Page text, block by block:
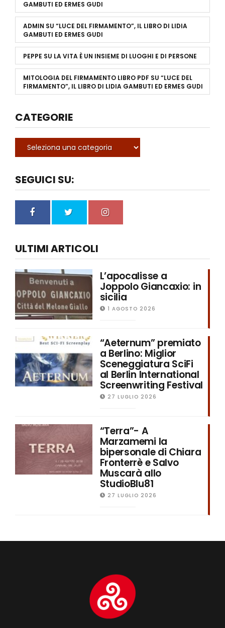
GAMBUTI ED ERMES GUDI
ADMIN SU “LUCE DEL FIRMAMENTO”, IL LIBRO DI LIDIA
GAMBUTI ED ERMES GUDI
PEPPE SU LA VITA È UN INSIEME DI LUOGHI E DI PERSONE
MITOLOGIA DEL FIRMAMENTO LIBRO PDF SU “LUCE DEL
FIRMAMENTO”, IL LIBRO DI LIDIA GAMBUTI ED ERMES GUDI
CATEGORIE
SEGUICI SU:
ULTIMI ARTICOLI
L’apocalisse a
Joppolo Giancaxio: in
sicilia
1 AGOSTO 2026
“Aeternum” premiato
a Berlino: Miglior
Sceneggiatura SciFi
al Berlin International
Screenwriting Festival
27 LUGLIO 2026
“Terra”- A
Marzamemi la
bipersonale di Chiara
Fronterrè e Salvo
Muscarà allo
StudioBlu81
27 LUGLIO 2026